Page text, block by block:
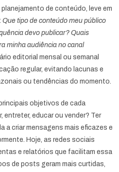
de conteúdo, leve em
Que tipo de conteúdo meu público
devo publicar? Quais
minha audiência no canal
editorial mensal ou semanal
regular, evitando lacunas e
ou tendências do momento.
objetivos de cada
entreter, educar ou vender? Ter
a criar mensagens mais eficazes e
Hoje, as redes sociais
e relatórios que facilitam essa
de posts geram mais curtidas,